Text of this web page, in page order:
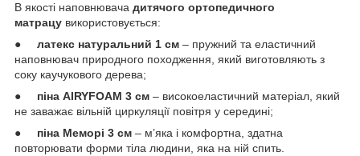
В якості наповнювача дитячого ортопедичного
матрацу використовується:
● латекс натуральний 1 см – пружний та еластичний
наповнювач природного походження, який виготовляють з
соку каучукового дерева;
● піна AIRYFOAM 3 см – високоеластичний матеріал, який
не заважає вільній циркуляції повітря у середині;
● піна Меморі 3 см – м’яка і комфортна, здатна
повторювати форми тіла людини, яка на ній спить.